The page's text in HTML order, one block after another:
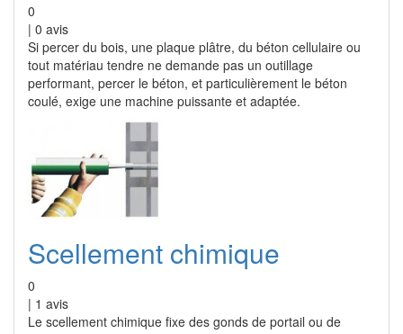
0
| 0 avis
Si percer du bois, une plaque plâtre, du béton cellulaire ou
tout matériau tendre ne demande pas un outillage
performant, percer le béton, et particulièrement le béton
coulé, exige une machine puissante et adaptée.
Scellement chimique
0
| 1 avis
Le scellement chimique fixe des gonds de portail ou de